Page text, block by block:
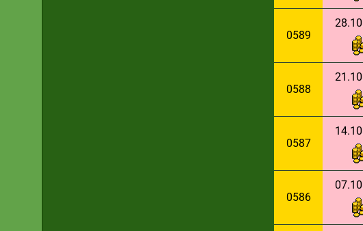
0589
0588
0587
0586